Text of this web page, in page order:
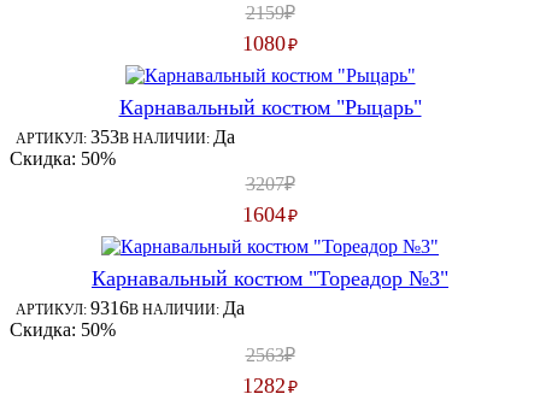
2159₽
1080₽
Карнавальный костюм "Рыцарь"
АРТИКУЛ: 353В НАЛИЧИИ: Да
Скидка: 50%
3207₽
1604₽
Карнавальный костюм "Тореадор №3"
АРТИКУЛ: 9316В НАЛИЧИИ: Да
Скидка: 50%
2563₽
1282 ₽